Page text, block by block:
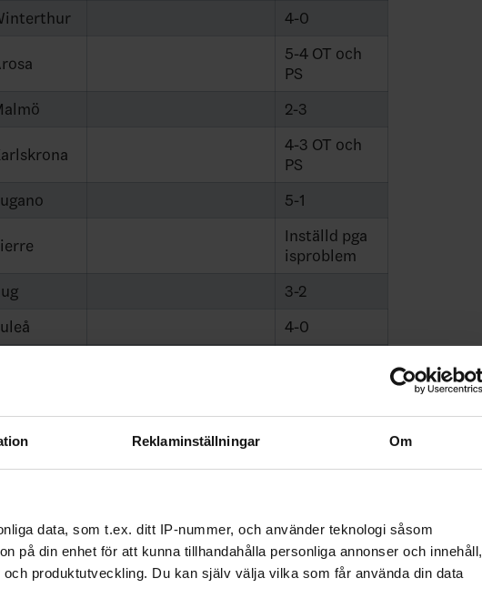
Reklaminställningar Om
data, som t.ex. ditt IP-nummer, och använder teknologi såsom
på din enhet för att kunna tillhandahålla personliga annonser och innehåll,
produktutveckling. Du kan själv välja vilka som får använda din data
4-0
5-4 OT och
PS
2-3
4-3 OT och
PS
5-1
Inställd pga
isproblem
3-2
4-0
Lugano
6-2
Izvestijaturneringen
7-3
Nissan Cup
5-0